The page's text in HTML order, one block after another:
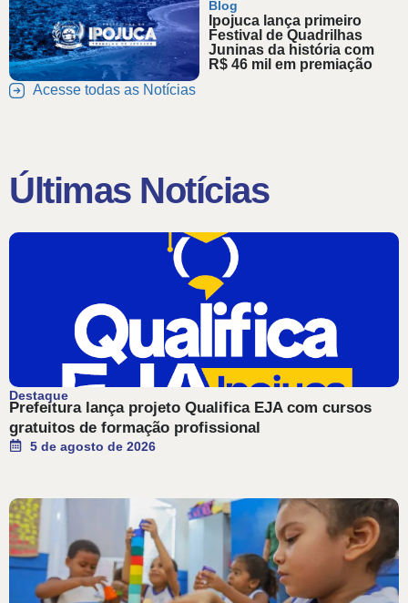
Blog
Ipojuca lança primeiro
Festival de Quadrilhas
Juninas da história com
R$ 46 mil em premiação
Acesse todas as Notícias
Últimas Notícias
Destaque
Prefeitura lança projeto Qualifica EJA com cursos
gratuitos de formação profissional
5 de agosto de 2026